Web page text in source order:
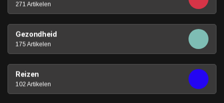
271 Artikelen
Gezondheid
175 Artikelen
Reizen
102 Artikelen